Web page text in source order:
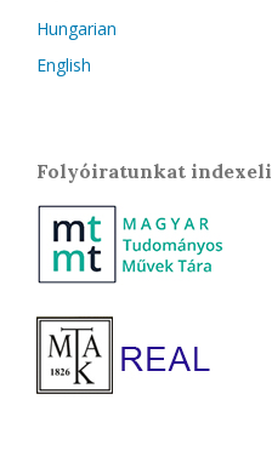
Hungarian
English
Folyóiratunkat indexeli